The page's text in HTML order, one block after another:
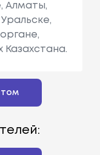
Алматы,
Казахстана.